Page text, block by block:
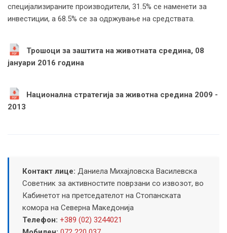
специјализираните производители, 31.5% се наменети за
инвестиции, а 68.5% се за одржување на средствата.
Трошоци за заштита на животната средина, 08
јануари 2016 година
Национална стратегија за животна средина 2009 -
2013
Контакт лице: Даниела Михајловска Василевска
Советник за активностите поврзани со извозот, во
Кабинетот на претседателот на Стопанската
комора на Северна Македонија
Телефон: +389 (02) 3244021